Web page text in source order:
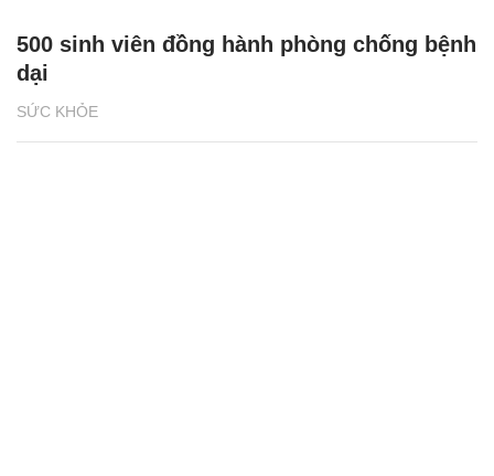
SỨC KHỎE
500 sinh viên đồng hành phòng chống bệnh
dại